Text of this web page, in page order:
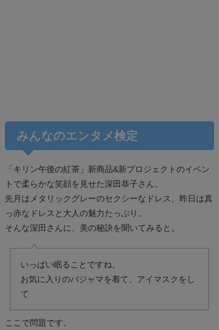
みんなのエンタメ検定
「キリン午後の紅茶」新商品&新プロジェクトのイベン
トで柔らかな笑顔を見せた深田恭子さん。
先月はメタリックグレーのセクシーなドレス、昨日は真
っ赤なドレスと大人の魅力たっぷり。
そんな深田さんに、美の秘訣を聞いてみると。
いっぱい眠ることですね。
お気に入りのパジャマを着て、アイマスクをし
て
ここで問題です。